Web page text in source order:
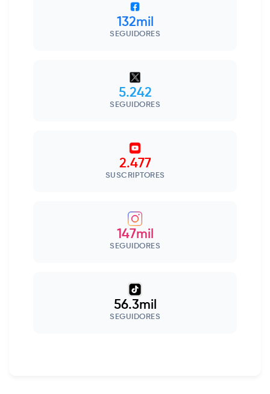
132mil
SEGUIDORES
5.242
SEGUIDORES
2.477
SUSCRIPTORES
147mil
SEGUIDORES
56.3mil
SEGUIDORES